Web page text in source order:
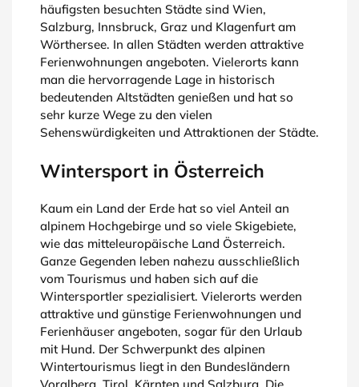
häufigsten besuchten Städte sind Wien,
Salzburg, Innsbruck, Graz und Klagenfurt am
Wörthersee. In allen Städten werden attraktive
Ferienwohnungen angeboten. Vielerorts kann
man die hervorragende Lage in historisch
bedeutenden Altstädten genießen und hat so
sehr kurze Wege zu den vielen
Sehenswürdigkeiten und Attraktionen der Städte.
Wintersport in Österreich
Kaum ein Land der Erde hat so viel Anteil an
alpinem Hochgebirge und so viele Skigebiete,
wie das mitteleuropäische Land Österreich.
Ganze Gegenden leben nahezu ausschließlich
vom Tourismus und haben sich auf die
Wintersportler spezialisiert. Vielerorts werden
attraktive und günstige Ferienwohnungen und
Ferienhäuser angeboten, sogar für den Urlaub
mit Hund. Der Schwerpunkt des alpinen
Wintertourismus liegt in den Bundesländern